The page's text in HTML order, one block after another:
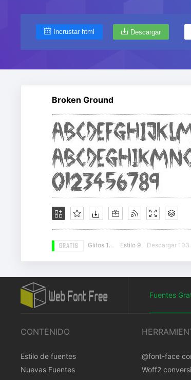
Incrustar html Descargar
Broken Ground
GRATIS Glifos 108 Estilo 9
Fuentes
CONTENIDO
Estilo de fuentes
Nuevas Fuentes
@font-face
Woff2